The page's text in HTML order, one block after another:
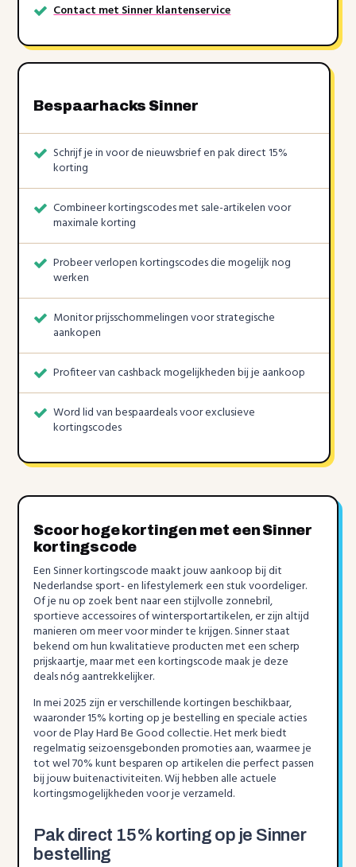
Contact met Sinner klantenservice
Bespaarhacks Sinner
Schrijf je in voor de nieuwsbrief en pak direct 15%
korting
Combineer kortingscodes met sale-artikelen voor
maximale korting
Probeer verlopen kortingscodes die mogelijk nog
werken
Monitor prijsschommelingen voor strategische
aankopen
Profiteer van cashback mogelijkheden bij je aankoop
Word lid van bespaardeals voor exclusieve
kortingscodes
Scoor hoge kortingen met een Sinner
kortingscode
Een Sinner kortingscode maakt jouw aankoop bij dit
Nederlandse sport- en lifestylemerk een stuk voordeliger.
Of je nu op zoek bent naar een stijlvolle zonnebril,
sportieve accessoires of wintersportartikelen, er zijn altijd
manieren om meer voor minder te krijgen. Sinner staat
bekend om hun kwalitatieve producten met een scherp
prijskaartje, maar met een kortingscode maak je deze
deals nóg aantrekkelijker.
In mei 2025 zijn er verschillende kortingen beschikbaar,
waaronder 15% korting op je bestelling en speciale acties
voor de Play Hard Be Good collectie. Het merk biedt
regelmatig seizoensgebonden promoties aan, waarmee je
tot wel 70% kunt besparen op artikelen die perfect passen
bij jouw buitenactiviteiten. Wij hebben alle actuele
kortingsmogelijkheden voor je verzameld.
Pak direct 15% korting op je Sinner
bestelling